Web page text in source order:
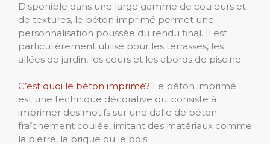
Disponible dans une large gamme de couleurs et
de textures, le béton imprimé permet une
personnalisation poussée du rendu final. Il est
particulièrement utilisé pour les terrasses, les
allées de jardin, les cours et les abords de piscine.
C’est quoi le béton imprimé? Le béton imprimé
est une technique décorative qui consiste à
imprimer des motifs sur une dalle de béton
fraîchement coulée, imitant des matériaux comme
la pierre, la brique ou le bois.